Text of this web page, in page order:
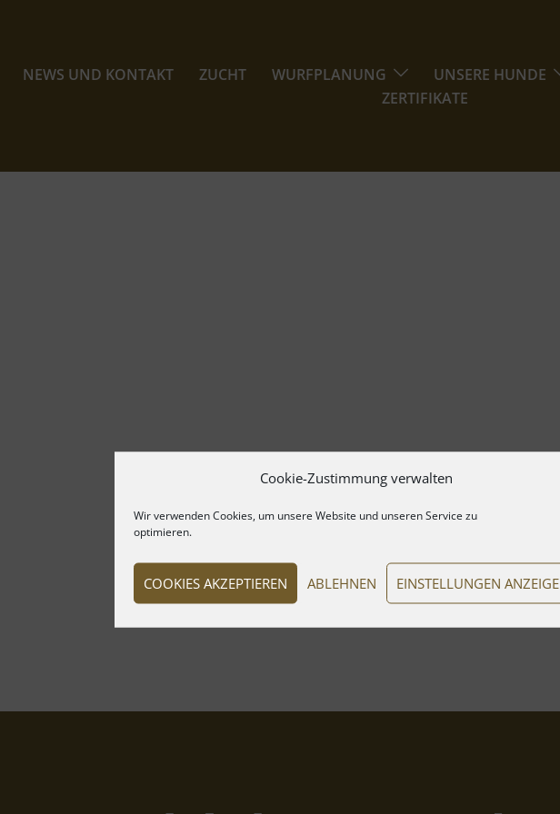
Cookie-Zustimmung verwalten
Wir verwenden Cookies, um unsere Website und unseren Service zu
optimieren.
COOKIES AKZEPTIEREN ABLEHNEN EINSTELLUNGEN
NEWS UND KONTAKT ZUCHT WURFPLANUNG
UNSERE HUNDE
ZERTIFIKATE